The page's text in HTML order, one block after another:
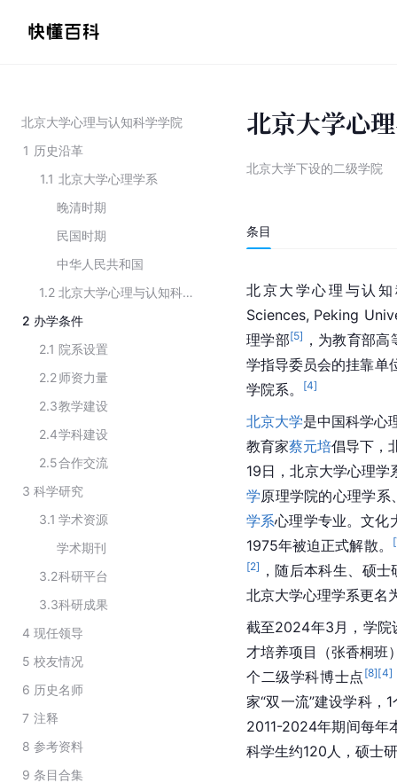
北京大学心理与认知科学学院
1 历史沿革
1.1 北京大学心理学系
晚清时期
民国时期
中华人民共和国
1.2
北京大学心理与认知科学学院
2 办学条件
2.1 院系设置
2.2师资力量
2.3教学建设
2.4学科建设
2.5合作交流
3 科学研究
3.1 学术资源
学术期刊
3.2科研平台
3.3科研成果
4 现任领导
5 校友情况
6 历史名师
7 注释
8 参考资料
9 条目合集
北京大学心
北京大学下设的二级学院
条目
北京大学心理与认
Sciences, Peking
理学部[5] ，为教育部
学指导委员会的挂靠单
学院系。
[4]
北京大学是中国科学心
教育家蔡元培倡导下，
19日，北京大学心理
学原理学院的心理学系
学系心理学专业。文化
1975年被迫正式解散。
[
[2] ，随后本科生、硕
北京大学心理学系更名
截至2024年3月，学院
才培养项目（张香桐班
个二级学科博士点 [8][4]
家“双一流”建设学科，1
2011-2024年期间每年
科学生约120人，硕士